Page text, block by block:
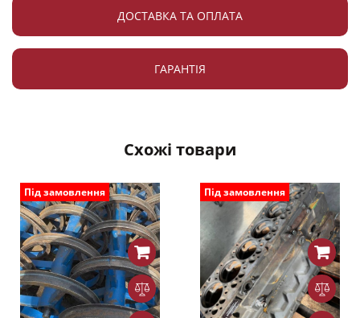
ДОСТАВКА ТА ОПЛАТА
ГАРАНТІЯ
Схожі товари
Під замовлення Під замовлення